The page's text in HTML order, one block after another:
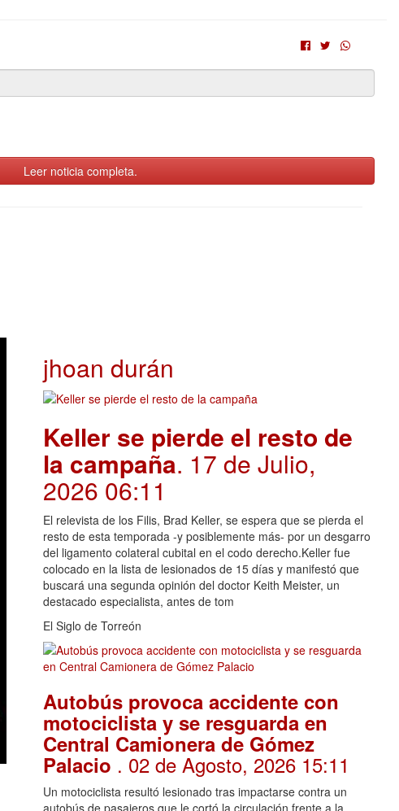
Leer noticia completa.
jhoan durán
Keller se pierde el resto de
la campaña. 17 de Julio,
2026 06:11
El relevista de los Filis, Brad Keller, se espera que se pierda el
resto de esta temporada -y posiblemente más- por un desgarro
del ligamento colateral cubital en el codo derecho.Keller fue
colocado en la lista de lesionados de 15 días y manifestó que
buscará una segunda opinión del doctor Keith Meister, un
destacado especialista, antes de tom
El Siglo de Torreón
Autobús provoca accidente con
motociclista y se resguarda en
Central Camionera de Gómez
Palacio . 02 de Agosto, 2026 15:11
Un motociclista resultó lesionado tras impactarse contra un